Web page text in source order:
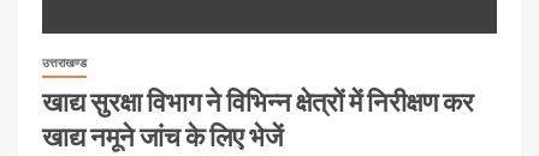
उत्तराखण्ड
खाद्य सुरक्षा विभाग ने विभिन्न क्षेत्रों में निरीक्षण कर
खाद्य नमूने जांच के लिए भेजें